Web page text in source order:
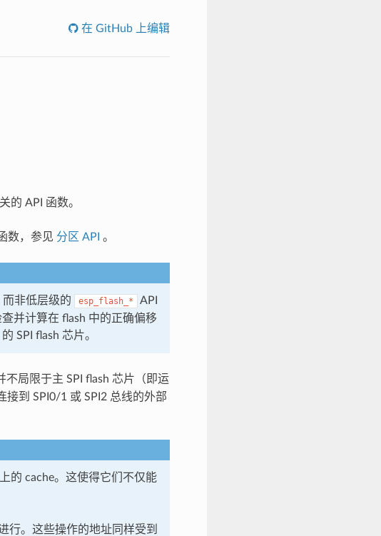
在 GitHub 上编辑
的 API 函数。
数，参见 分区 API 。
而非低层级的 esp_flash_*
API
并计算在 flash 中的正确偏移
SPI flash 芯片。
不局限于主 SPI flash 芯片（即运
接到 SPI0/1 或 SPI2 总线的外部
的 cache。这使得它们不仅能
行。这些操作的地址同样受到